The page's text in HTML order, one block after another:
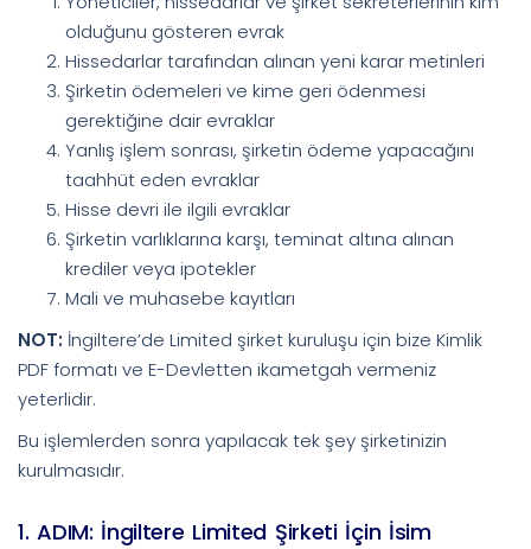
olduğunu gösteren evrak
Hissedarlar tarafından alınan yeni karar metinleri
Şirketin ödemeleri ve kime geri ödenmesi
gerektiğine dair evraklar
Yanlış işlem sonrası, şirketin ödeme yapacağını
taahhüt eden evraklar
Hisse devri ile ilgili evraklar
Şirketin varlıklarına karşı, teminat altına alınan
krediler veya ipotekler
Mali ve muhasebe kayıtları
NOT: İngiltere’de Limited şirket kuruluşu için bize Kimlik
PDF formatı ve E-Devletten ikametgah vermeniz
yeterlidir.
Bu işlemlerden sonra yapılacak tek şey şirketinizin
kurulmasıdır.
1. ADIM: İngiltere Limited Şirketi İçin İsim